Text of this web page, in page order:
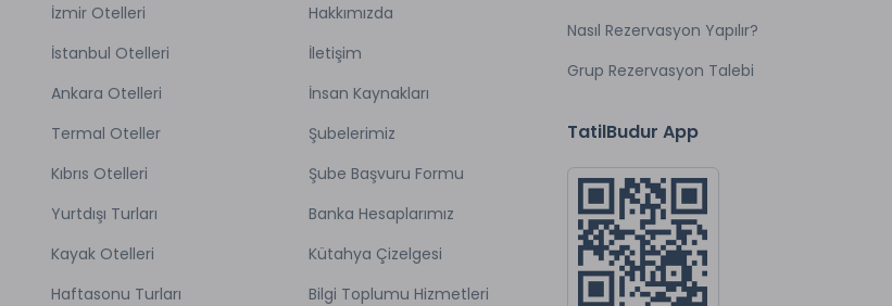
İzmir Otelleri
İstanbul Otelleri
Ankara Otelleri
Termal Oteller
Kıbrıs Otelleri
Yurtdışı Turları
Kayak Otelleri
Haftasonu Turları
Hakkımızda
İletişim
İnsan Kaynakları
Şubelerimiz
Şube Başvuru Formu
Banka Hesaplarımız
Kütahya Çizelgesi
Bilgi Toplumu Hizmetleri
Nasıl Rezervasyon Yapılır?
Grup Rezervasyon Talebi
TatilBudur App